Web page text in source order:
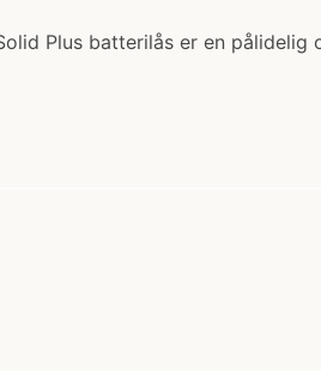
Plus batterilås er en pålidelig